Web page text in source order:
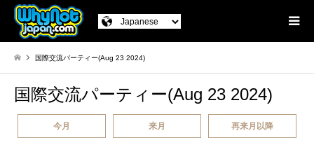
国際交流パーティー(Aug 23 2024)
国際交流パーティー(Aug 23 2024)
今月 来月 再来月以降